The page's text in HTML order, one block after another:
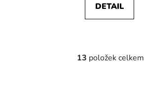
DETAIL
O
13 položek celkem